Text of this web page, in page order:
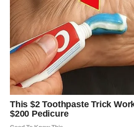
Istina je da osjećate da vam život
promjenu.
I niste pogriješili – jedna vijest ili
mijenjaju vašu budućnost.
Neočekivano postaje
stvarnost